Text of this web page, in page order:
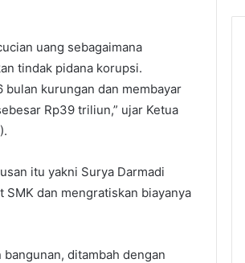
uang sebagaimana
tindak pidana korupsi.
bulan kurungan dan membayar
Rp39 triliun,” ujar Ketua
itu yakni Surya Darmadi
dan mengratiskan biayanya
ditambah dengan